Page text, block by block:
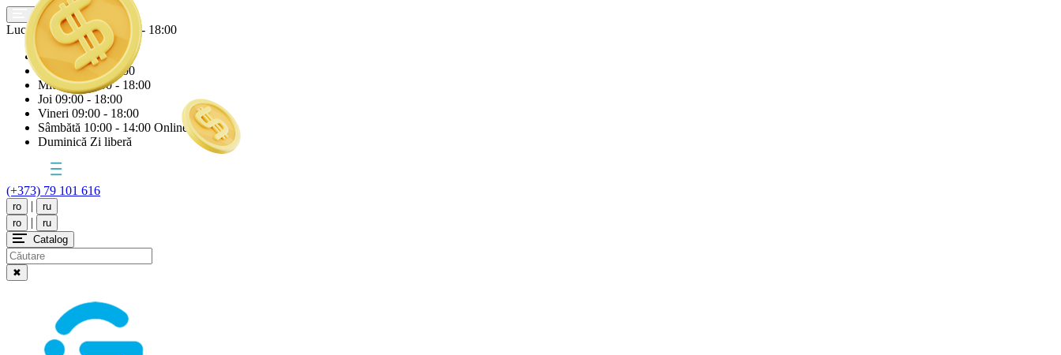
Lucrăm astăziVineri 09:00 - 18:00
Luni
09:00 - 18:00
Marți
09:00 - 18:00
Miercuri09:00 - 18:00
Joi 09:00 - 18:00
Vineri 09:00 - 18:00
Sâmbătă 10:00 - 14:00 Online
Duminică Zi liberă
(+373) 79 101 616
ro |
ru
ro
|
ru
Catalog
✖